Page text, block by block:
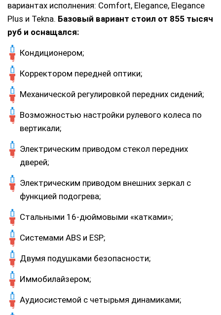
вариантах исполнения: Comfort, Elegance, Elegance
Plus и Tekna. Базовый вариант стоил от 855 тысяч
руб и оснащался:
Кондиционером;
Корректором передней оптики;
Механической регулировкой передних сидений;
Возможностью настройки рулевого колеса по
вертикали;
Электрическим приводом стекол передних
дверей;
Электрическим приводом внешних зеркал с
функцией подогрева;
Стальными 16-дюймовыми «катками»;
Системами ABS и ESP;
Двумя подушками безопасности;
Иммобилайзером;
Аудиосистемой с четырьмя динамиками;